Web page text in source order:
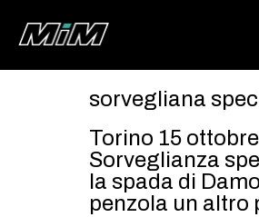
HOME
ABOUT
AREA
sorvegliana
Torino 15 ottobre
Sorveglianza
la spada di
penzola un altro